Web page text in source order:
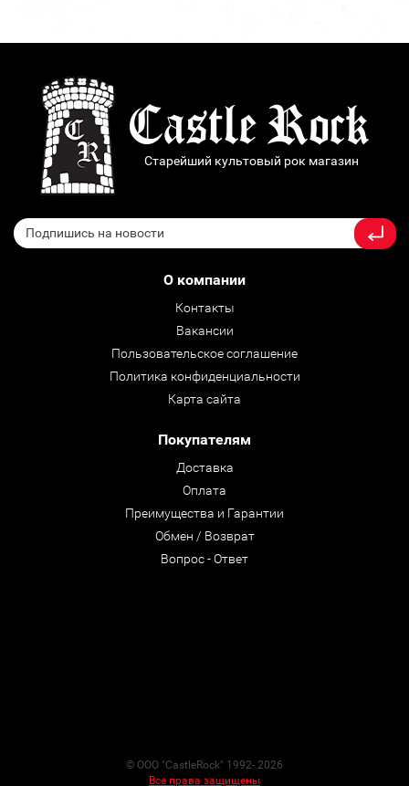
Старейший культовый рок магазин
О компании
Контакты
Вакансии
Пользовательское соглашение
Политика конфиденциальности
Карта сайта
Покупателям
Доставка
Оплата
Преимущества и Гарантии
Обмен / Возврат
Вопрос - Ответ
© ООО "CastleRock" 1992- 2026
Все права защищены